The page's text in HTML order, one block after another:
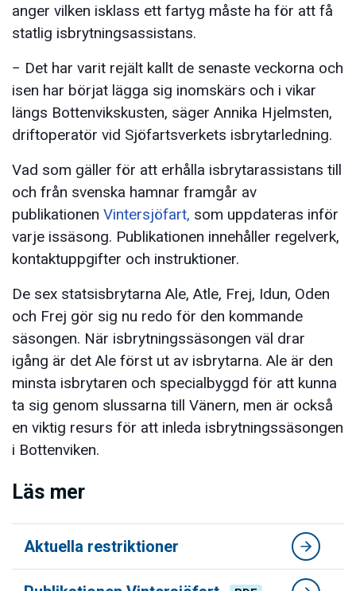
anger vilken isklass ett fartyg måste ha för att få
statlig isbrytningsassistans.
− Det har varit rejält kallt de senaste veckorna och
isen har börjat lägga sig inomskärs och i vikar
längs Bottenvikskusten, säger Annika Hjelmsten,
driftoperatör vid Sjöfartsverkets isbrytarledning.
Vad som gäller för att erhålla isbrytarassistans till
och från svenska hamnar framgår av
publikationen Vintersjöfart, som uppdateras inför
varje issäsong. Publikationen innehåller regelverk,
kontaktuppgifter och instruktioner.
De sex statsisbrytarna Ale, Atle, Frej, Idun, Oden
och Frej gör sig nu redo för den kommande
säsongen. När isbrytningssäsongen väl drar
igång är det Ale först ut av isbrytarna. Ale är den
minsta isbrytaren och specialbyggd för att kunna
ta sig genom slussarna till Vänern, men är också
en viktig resurs för att inleda isbrytningssäsongen
i Bottenviken.
Läs mer
Aktuella restriktioner